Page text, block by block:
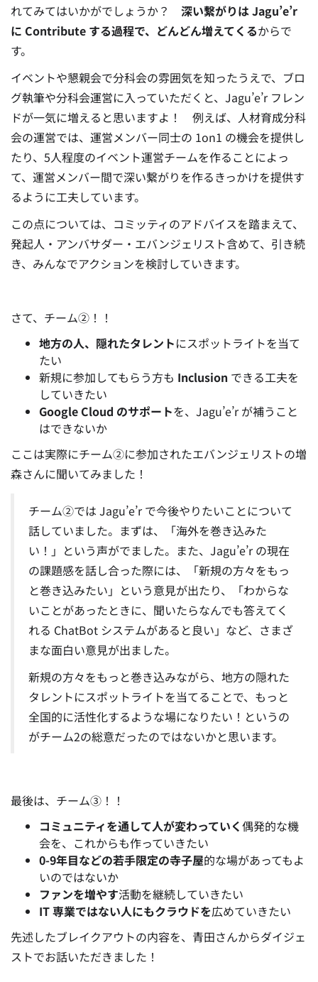
れてみてはいかがでしょうか？ 深い繋がりは Jagu’e’r
に Contribute する過程で、どんどん増えてくるからで
す。
イベントや懇親会で分科会の雰囲気を知ったうえで、ブロ
グ執筆や分科会運営に入っていただくと、Jagu’e’r フレン
ドが一気に増えると思いますよ！ 例えば、人材育成分科
会の運営では、運営メンバー同士の 1on1 の機会を提供し
たり、5人程度のイベント運営チームを作ることによっ
て、運営メンバー間で深い繋がりを作るきっかけを提供す
るように工夫しています。
この点については、コミッティのアドバイスを踏まえて、
発起人・アンバサダー・エバンジェリスト含めて、引き続
き、みんなでアクションを検討していきます。
さて、チーム②！！
地方の人、隠れたタレントにスポットライトを当て
たい
新規に参加してもらう方も Inclusion できる工夫を
していきたい
Google Cloud のサポートを、Jagu’e’r が補うこと
はできないか
ここは実際にチーム②に参加されたエバンジェリストの増
森さんに聞いてみました！
チーム②では Jagu’e’r で今後やりたいことについて
話していました。まずは、「海外を巻き込みた
い！」という声がでました。 また、Jagu’e’r の現在
の課題感を話し合った際には、「新規の方々をもっ
と巻き込みたい」という意見が出たり、「わからな
いことがあったときに、聞いたらなんでも答えてく
れる ChatBot システムがあると良い」など、さまざ
まな面白い意見が出ました。
新規の方々をもっと巻き込みながら、地方の隠れた
タレントにスポットライトを当てることで、もっと
全国的に活性化するような場になりたい！というの
がチーム2の総意だったのではないかと思います。
最後は、チーム③！！
コミュニティを通して人が変わっていく偶発的な機
会を、これからも作っていきたい
0-9年目などの若手限定の寺子屋的な場があってもよ
いのではないか
ファンを増やす活動を継続していきたい
IT 専業ではない人にもクラウドを広めていきたい
先述したブレイクアウトの内容を、青田さんからダイジェ
ストでお話いただきました！